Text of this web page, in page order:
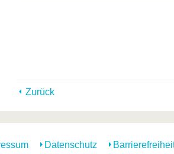
Zurück
Datenschutz